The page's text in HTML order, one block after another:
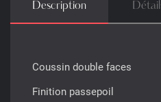
Description
Coussin double faces
Finition passepoil